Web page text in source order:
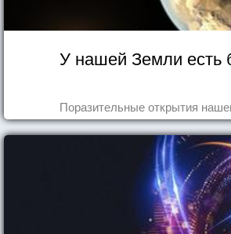
У нашей Земли есть
Поразительные открытия